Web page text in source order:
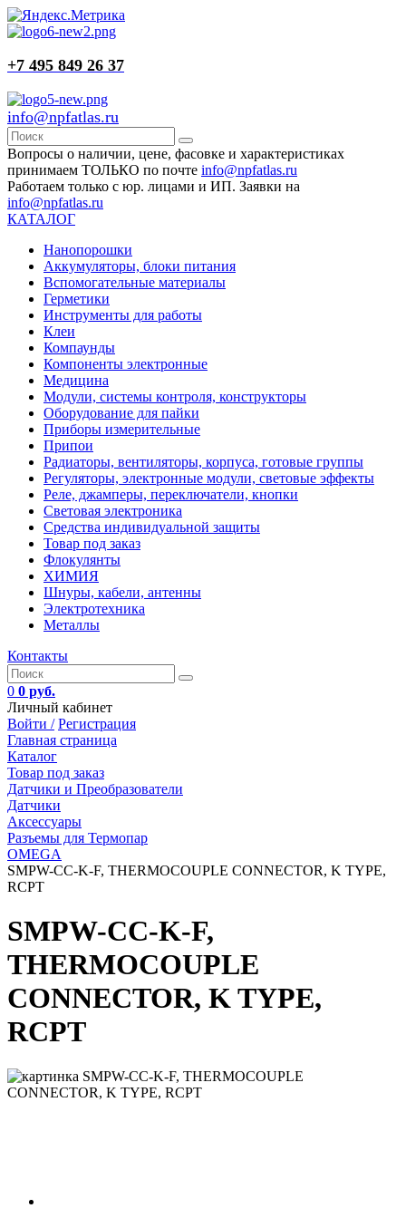
+7 495 849 26 37
info@npfatlas.ru
Вопросы о наличии, цене, фасовке и характеристиках
принимаем ТОЛЬКО по почте info@npfatlas.ru
Работаем только с юр. лицами и ИП. Заявки на
info@npfatlas.ru
КАТАЛОГ
Нанопорошки
Аккумуляторы, блоки питания
Вспомогательные материалы
Герметики
Инструменты для работы
Клеи
Компаунды
Компоненты электронные
Медицина
Модули, системы контроля, конструкторы
Оборудование для пайки
Приборы измерительные
Припои
Радиаторы, вентиляторы, корпуса, готовые группы
Регуляторы, электронные модули, световые эффекты
Реле, джамперы, переключатели, кнопки
Световая электроника
Средства индивидуальной защиты
Товар под заказ
Флокулянты
ХИМИЯ
Шнуры, кабели, антенны
Электротехника
Металлы
Контакты
0 0 руб.
Личный кабинет
Войти / Регистрация
Главная страница
Каталог
Товар под заказ
Датчики и Преобразователи
Датчики
Аксессуары
Разъемы для Термопар
OMEGA
SMPW-CC-K-F, THERMOCOUPLE CONNECTOR, K TYPE,
RCPT
SMPW-CC-K-F,
THERMOCOUPLE
CONNECTOR, K TYPE,
RCPT